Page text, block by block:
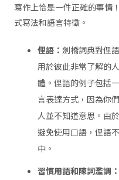
寫作上恰是一件正確的事情
式寫法和語言特徵。
俚語： 劍橋詞典對俚
用於彼此非常了解的
體。俚語的例子包括
言表達方式，因為你
人並不知道意思。由
避免使用口語，俚語
中。
習慣用語和陳詞濫調：